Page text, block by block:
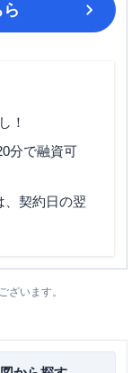
！
分で融資可
、契約日の翌
ざいます。